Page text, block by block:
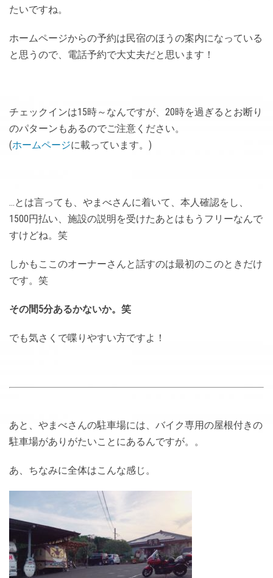
たいですね。
ホームページからの予約は民宿のほうの案内になっている
と思うので、電話予約で大丈夫だと思います！
チェックインは15時～なんですが、20時を過ぎるとお断り
のパターンもあるのでご注意ください。
(ホームページに載っています。)
…とは言っても、やまべさんに着いて、本人確認をし、
1500円払い、施設の説明を受けたあとはもうフリーなんで
すけどね。笑
しかもここのオーナーさんと話すのは最初のこのときだけ
です。笑
その間5分あるかないか。笑
でも気さくで喋りやすい方ですよ！
あと、やまべさんの駐車場には、バイク専用の屋根付きの
駐車場がありがたいことにあるんですが。。
あ、ちなみに全体はこんな感じ。